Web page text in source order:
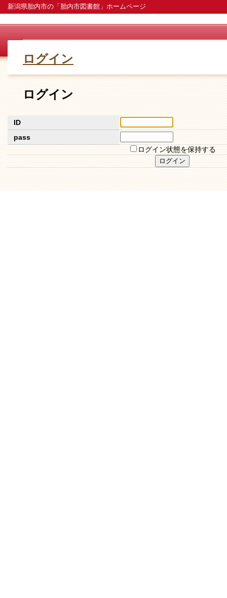
新潟県胎内市の「胎内市図書館」ホームページ
ログイン
ログイン
ID
pass
ログイン状態を保持する